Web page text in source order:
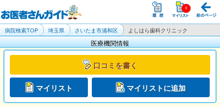
病院検索TOP 埼玉県 さいたま市浦和区 よしはら歯科クリニック
医療機関情報
口コミを書く
マイリスト マイリストに追加